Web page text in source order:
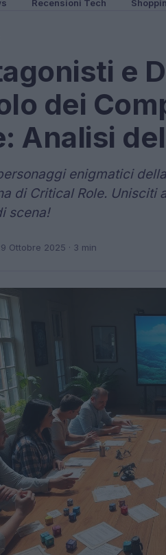
Recensioni Tech
e
dei
Analisi
enigmatici
di Critical Role. Unisciti
scena!
Ottobre 2025 · 3 min